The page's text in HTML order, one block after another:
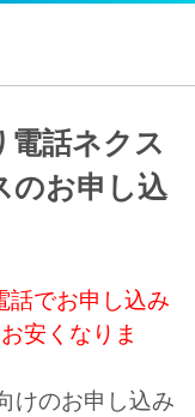
話ネクス
のお申し込
話でお申し込み
安くなりま
けのお申し込み